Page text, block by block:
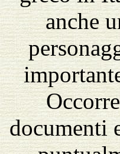
anche
documenti